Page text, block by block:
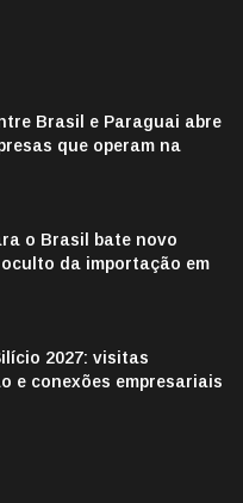
Brasil e Paraguai abre
que operam na
o Brasil bate novo
da importação em
2027: visitas
e conexões empresariais